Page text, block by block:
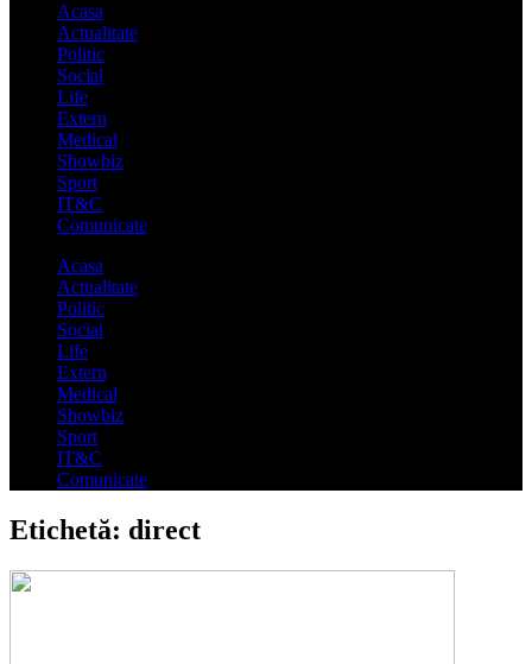
Acasa
Actualitate
Politic
Social
Life
Extern
Medical
Showbiz
Sport
IT&C
Comunicate
Acasa
Actualitate
Politic
Social
Life
Extern
Medical
Showbiz
Sport
IT&C
Comunicate
Etichetă: direct